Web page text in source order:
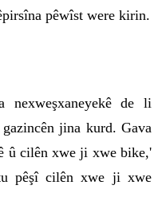
pêwîst were kirin.
de li
jina kurd. Gava
û cilên xwe ji xwe bike,'
pêşî cilên xwe ji xwe